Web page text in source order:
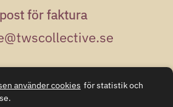
för faktura
Adress
50
använder cookies för statistik och